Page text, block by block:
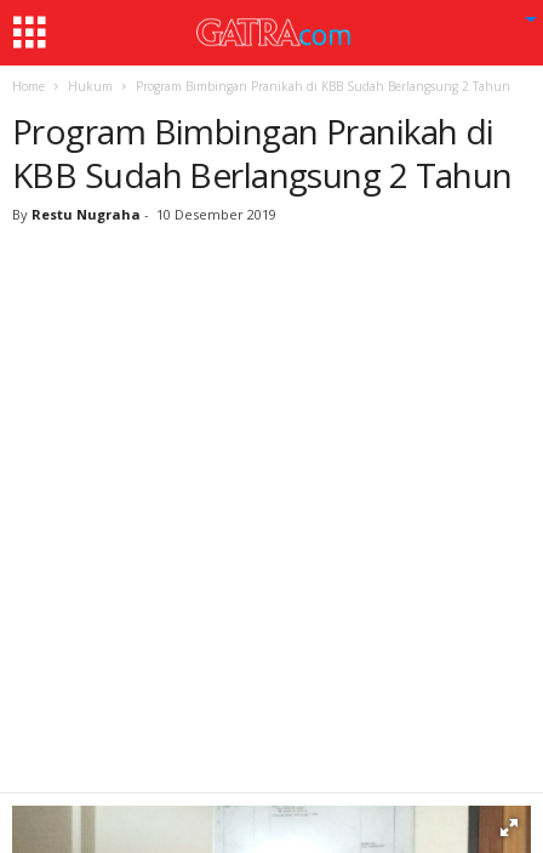
Home Hukum Program Bimbingan Pranikah di KBB Sudah Berlangsung 2 Tahun
Program Bimbingan Pranikah di
KBB Sudah Berlangsung 2 Tahun
By Restu Nugraha - 10 Desember 2019